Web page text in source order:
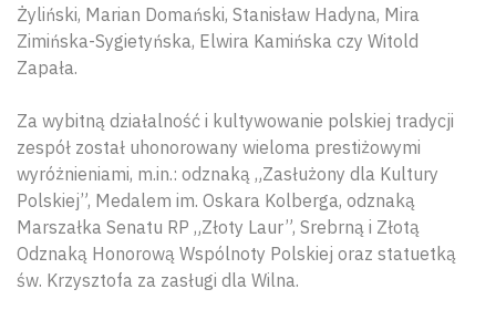
Żyliński, Marian Domański, Stanisław Hadyna, Mira
Zimińska-Sygietyńska, Elwira Kamińska czy Witold
Zapała.
Za wybitną działalność i kultywowanie polskiej tradycji
zespół został uhonorowany wieloma prestiżowymi
wyróżnieniami, m.in.: odznaką „Zasłużony dla Kultury
Polskiej”, Medalem im. Oskara Kolberga, odznaką
Marszałka Senatu RP „Złoty Laur”, Srebrną i Złotą
Odznaką Honorową Wspólnoty Polskiej oraz statuetką
św. Krzysztofa za zasługi dla Wilna.